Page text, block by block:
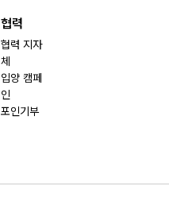
협력
협력 지자
체
입양 캠페
인
포인기부